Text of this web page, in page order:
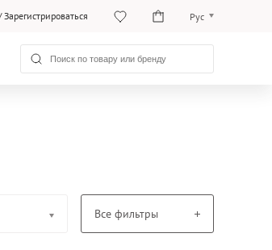
Зарегистрироваться Рус
Рус
Все фильтры